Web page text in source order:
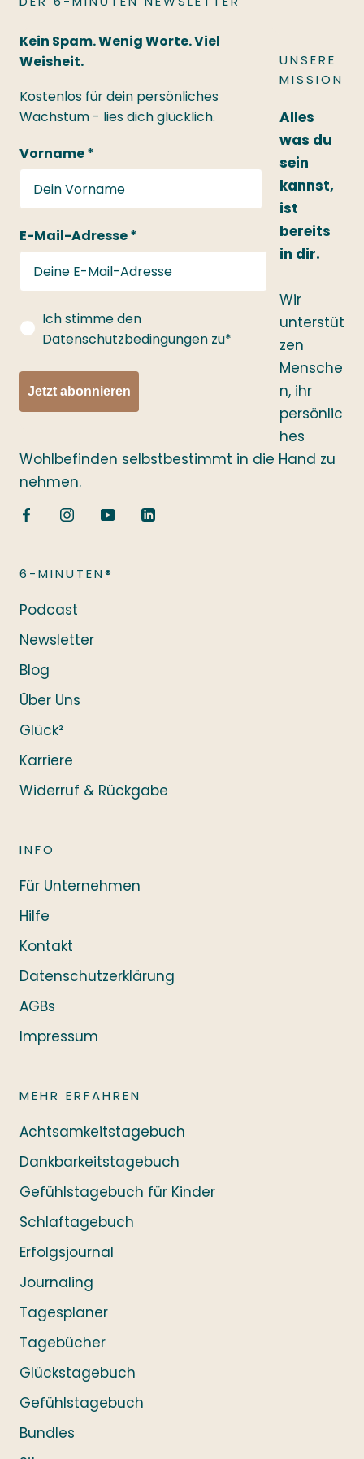
definitiv das Gefühl, dass ich meinen
bin – nicht unbedingt, weil plötzlich alles
perfekt war, sondern weil ich
konsequenter und bewusster an mir
nicht alles erreicht habe, was ich mir
vorgenommen habe, werde ich auf jeden
Fall weitermachen und mir ein neues
Journal holen. Für mich ist es zu einer
festen Routine geworden, die ich nicht
mehr missen möchte.
Kein Spam. Wenig Worte. Viel
Weisheit.
Kostenlos für dein persönliches
Wachstum - lies dich glücklich.
Vorname *
E-Mail-Adresse *
gdprConsent
Ich stimme den
Datenschutzbedingungen zu*
Jetzt abonnieren
UNSERE
MISSION
Alles
was du
sein
kannst,
ist
bereits
in dir.
Wir
unterstüt
zen
Mensche
n, ihr
persönlic
hes
Wohlbefinden selbstbestimmt in die Hand zu
nehmen.
6-MINUTEN®
Podcast
Newsletter
Blog
Über Uns
Glück²
Karriere
Widerruf & Rückgabe
INFO
Für Unternehmen
Hilfe
Kontakt
Datenschutzerklärung
AGBs
Impressum
MEHR ERFAHREN
Achtsamkeitstagebuch
Dankbarkeitstagebuch
Gefühlstagebuch für Kinder
Schlaftagebuch
Erfolgsjournal
Journaling
Tagesplaner
Tagebücher
Glückstagebuch
Gefühlstagebuch
Bundles